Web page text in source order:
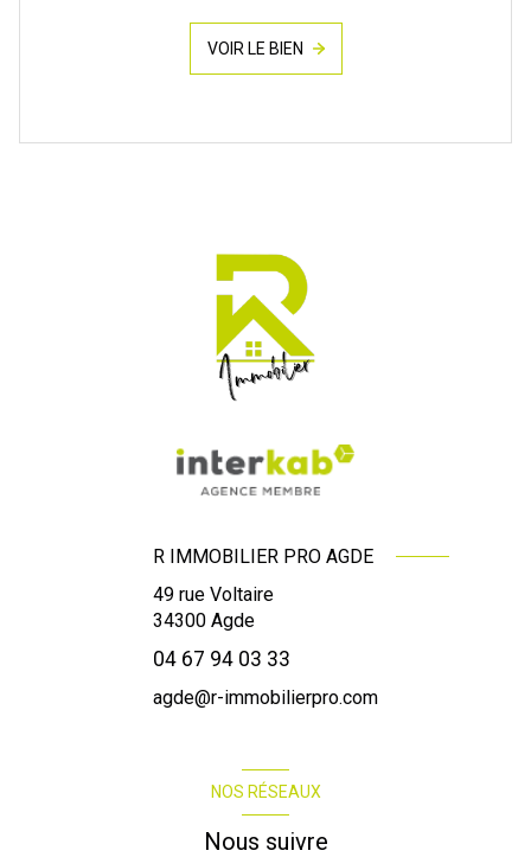
VOIR LE BIEN
R IMMOBILIER PRO AGDE
49 rue Voltaire
34300 Agde
04 67 94 03 33
agde@r-immobilierpro.com
NOS RÉSEAUX
Nous suivre